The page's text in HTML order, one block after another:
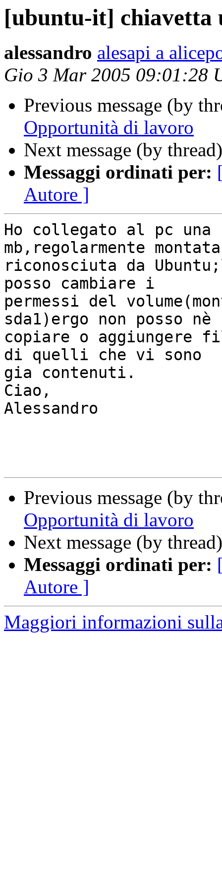
[ubuntu-it] chiavetta
alessandro alesapi a
Gio 3 Mar 2005 09:01:28
Previous message (by
Opportunità di lavoro
Next message (by
Messaggi ordinati per:
Autore ]
Ho collegato al pc una
mb,regolarmente
riconosciuta da
posso cambiare i
permessi del
sda1)ergo non posso nè
copiare o aggiungere
di quelli che vi sono
gia contenuti.
Ciao,
Alessandro
Previous message (by
Opportunità di lavoro
Next message (by
Messaggi ordinati per:
Autore ]
Maggiori informazioni